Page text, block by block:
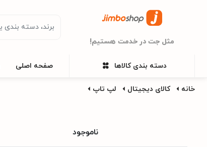
مثل جت در خدمت هستیم!
دسته بندی کالاها صفحه اصلی
خانه کالای دیجیتال لپ تاپ
ناموجود